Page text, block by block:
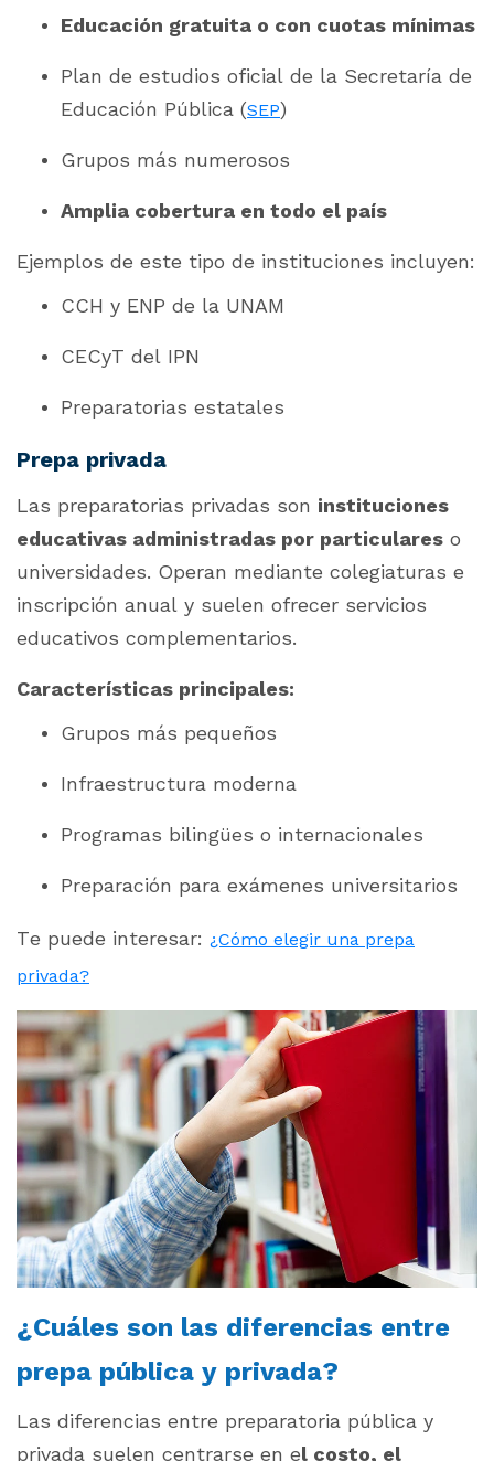
Educación gratuita o con cuotas mínimas
Plan de estudios oficial de la Secretaría de
Educación Pública (SEP)
Grupos más numerosos
Amplia cobertura en todo el país
Ejemplos de este tipo de instituciones incluyen:
CCH y ENP de la UNAM
CECyT del IPN
Preparatorias estatales
Prepa privada
Las preparatorias privadas son instituciones
educativas administradas por particulares o
universidades. Operan mediante colegiaturas e
inscripción anual y suelen ofrecer servicios
educativos complementarios.
Características principales:
Grupos más pequeños
Infraestructura moderna
Programas bilingües o internacionales
Preparación para exámenes universitarios
Te puede interesar: ¿Cómo elegir una prepa
privada?
¿Cuáles son las diferencias entre
prepa pública y privada?
Las diferencias entre preparatoria pública y
privada suelen centrarse en el costo, el